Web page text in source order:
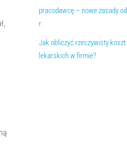
pracodawcę – nowe zasady
r.
Jak obliczyć rzeczywisty koszt
lekarskich w firmie?